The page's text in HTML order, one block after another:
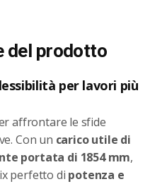
del prodotto
per lavori più
affrontare le sfide
Con un carico utile di
portata di 1854 mm,
perfetto di potenza e